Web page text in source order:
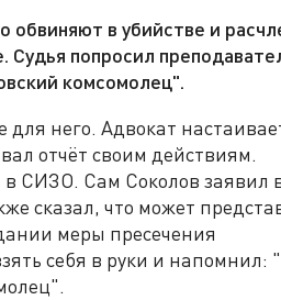
в убийстве и
попросил
комсомолец".
него. Адвокат
отчёт своим действиям.
в СИЗО. Сам Соколов заявил
сказал, что может
меры пресечения
себя в руки и